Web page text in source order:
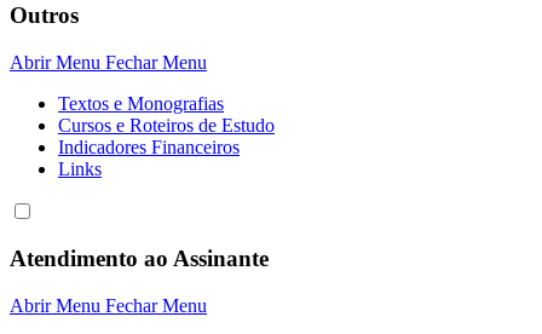
Outros
Abrir Menu Fechar Menu
Textos e Monografias
Cursos e Roteiros de Estudo
Indicadores Financeiros
Links
Atendimento ao Assinante
Abrir Menu Fechar Menu